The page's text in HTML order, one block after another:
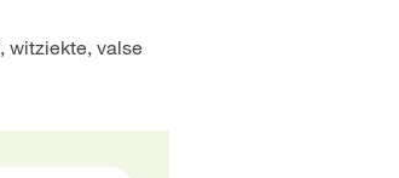
witziekte, valse